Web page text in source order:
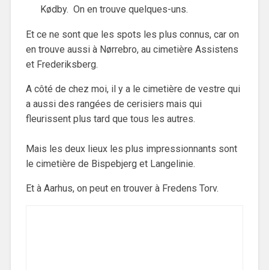
Kødby. On en trouve quelques-uns.
Et ce ne sont que les spots les plus connus, car on
en trouve aussi à Nørrebro, au cimetière Assistens
et Frederiksberg.
A côté de chez moi, il y a le cimetière de vestre qui
a aussi des rangées de cerisiers mais qui
fleurissent plus tard que tous les autres.
Mais les deux lieux les plus impressionnants sont
le cimetière de Bispebjerg et Langelinie.
Et à Aarhus, on peut en trouver à Fredens Torv.